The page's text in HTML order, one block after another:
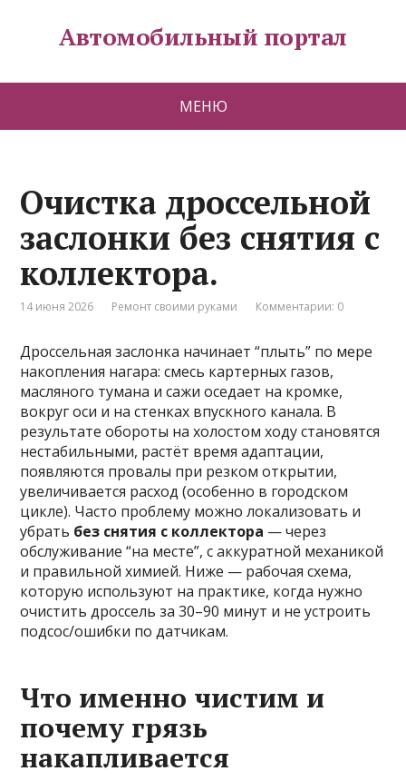
Автомобильный портал
МЕНЮ
Очистка дроссельной
заслонки без снятия с
коллектора.
14 июня 2026 Ремонт своими руками Комментарии: 0
Дроссельная заслонка начинает “плыть” по мере
накопления нагара: смесь картерных газов,
масляного тумана и сажи оседает на кромке,
вокруг оси и на стенках впускного канала. В
результате обороты на холостом ходу становятся
нестабильными, растёт время адаптации,
появляются провалы при резком открытии,
увеличивается расход (особенно в городском
цикле). Часто проблему можно локализовать и
убрать без снятия с коллектора — через
обслуживание “на месте”, с аккуратной механикой
и правильной химией. Ниже — рабочая схема,
которую используют на практике, когда нужно
очистить дроссель за 30–90 минут и не устроить
подсос/ошибки по датчикам.
Что именно чистим и
почему грязь
накапливается